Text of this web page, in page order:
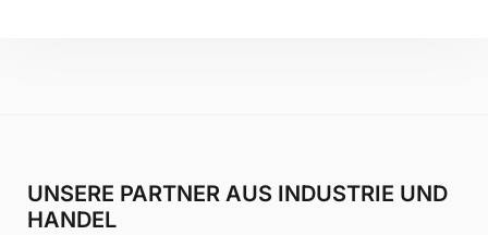
UNSERE PARTNER AUS INDUSTRIE UND
HANDEL